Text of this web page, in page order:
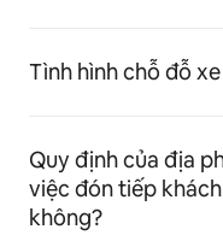
Tình hình chỗ đỗ
Quy định của địa
việc đón tiếp
không?